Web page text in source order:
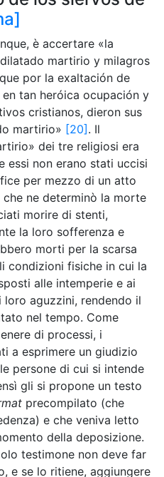
è accertare «la
martirio y milagros
por la exaltación de
tan heróica ocupación y
cristianos, dieron sus
martirio» [20] . Il
dei tre religiosi era
essi non erano stati uccisi
per mezzo di un atto
che ne determinò la morte
morire di stenti,
la loro sofferenza e
morti per la scarsa
condizioni fisiche in cui la
alle intemperie e ai
aguzzini, rendendo il
nel tempo. Come
di processi, i
a esprimere un giudizio
persone di cui si intende
gli si propone un testo
precompilato (che
e che veniva letto
della deposizione.
testimone non deve far
e se lo ritiene, aggiungere